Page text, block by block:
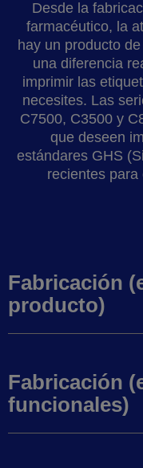
Desde la
farmacéutico, la
hay un producto
una diferencia
imprimir las
necesites. Las
C7500, C3500 y
que deseen
estándares GHS
recientes
Fabricación
producto)
Fabricación
funcionales)